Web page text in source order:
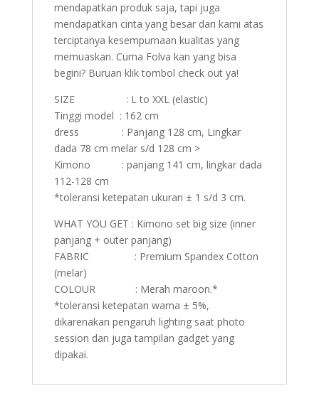
mendapatkan produk saja, tapi juga
mendapatkan cinta yang besar dari kami atas
terciptanya kesempurnaan kualitas yang
memuaskan. Cuma Folva kan yang bisa
begini? Buruan klik tombol check out ya!
SIZE : L to XXL (elastic)
Tinggi model : 162 cm
dress : Panjang 128 cm, Lingkar
dada 78 cm melar s/d 128 cm >
Kimono : panjang 141 cm, lingkar dada
112-128 cm
*toleransi ketepatan ukuran ± 1 s/d 3 cm.
WHAT YOU GET : Kimono set big size (inner
panjang + outer panjang)
FABRIC : Premium Spandex Cotton
(melar)
COLOUR : Merah maroon.*
*toleransi ketepatan warna ± 5%,
dikarenakan pengaruh lighting saat photo
session dan juga tampilan gadget yang
dipakai.